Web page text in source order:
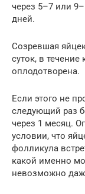
через 5–7 или
дней.
Созревшая
суток, в
оплодотворена.
Если этого не
следующий раз
через 1 месяц.
условии, что
фолликула
какой именно
невозможно